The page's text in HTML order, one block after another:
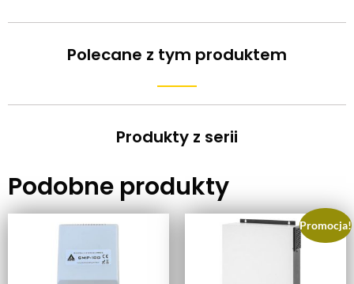
Polecane z tym produktem
Produkty z serii
Podobne produkty
Promocja!